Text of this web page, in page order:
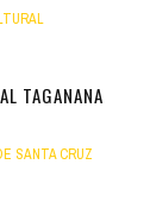
TAGANANA
SANTA CRUZ